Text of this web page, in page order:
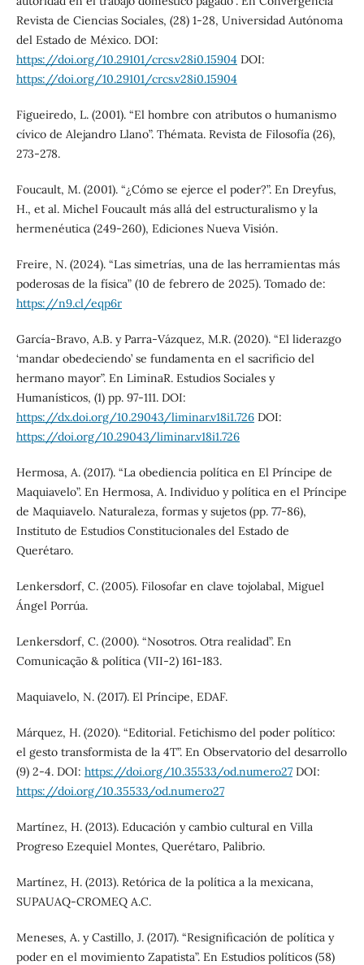
Revista de Ciencias Sociales, (28) 1-28, Universidad Autónoma
del Estado de México. DOI:
https://doi.org/10.29101/crcs.v28i0.15904 DOI:
https://doi.org/10.29101/crcs.v28i0.15904
Figueiredo, L. (2001). “El hombre con atributos o humanismo
cívico de Alejandro Llano”. Thémata. Revista de Filosofía (26),
273-278.
Foucault, M. (2001). “¿Cómo se ejerce el poder?”. En Dreyfus,
H., et al. Michel Foucault más allá del estructuralismo y la
hermenéutica (249-260), Ediciones Nueva Visión.
Freire, N. (2024). “Las simetrías, una de las herramientas más
poderosas de la física” (10 de febrero de 2025). Tomado de:
https://n9.cl/eqp6r
García-Bravo, A.B. y Parra-Vázquez, M.R. (2020). “El liderazgo
‘mandar obedeciendo’ se fundamenta en el sacrificio del
hermano mayor”. En LiminaR. Estudios Sociales y
Humanísticos, (1) pp. 97-111. DOI:
https://dx.doi.org/10.29043/liminar.v18i1.726DOI:
https://doi.org/10.29043/liminar.v18i1.726
Hermosa, A. (2017). “La obediencia política en El Príncipe de
Maquiavelo”. En Hermosa, A. Individuo y política en el Príncipe
de Maquiavelo. Naturaleza, formas y sujetos (pp. 77-86),
Instituto de Estudios Constitucionales del Estado de
Querétaro.
Lenkersdorf, C. (2005). Filosofar en clave tojolabal, Miguel
Ángel Porrúa.
Lenkersdorf, C. (2000). “Nosotros. Otra realidad”. En
Comunicação & política (VII-2) 161-183.
Maquiavelo, N. (2017). El Príncipe, EDAF.
Márquez, H. (2020). “Editorial. Fetichismo del poder político:
el gesto transformista de la 4T”. En Observatorio del desarrollo
(9) 2-4. DOI: https://doi.org/10.35533/od.numero27DOI:
https://doi.org/10.35533/od.numero27
Martínez, H. (2013). Educación y cambio cultural en Villa
Progreso Ezequiel Montes, Querétaro, Palibrio.
Martínez, H. (2013). Retórica de la política a la mexicana,
SUPAUAQ-CROMEQ A.C.
Meneses, A. y Castillo, J. (2017). “Resignificación de política y
poder en el movimiento Zapatista”. En Estudios políticos (58)